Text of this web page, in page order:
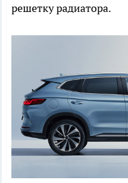
решетку радиатора.